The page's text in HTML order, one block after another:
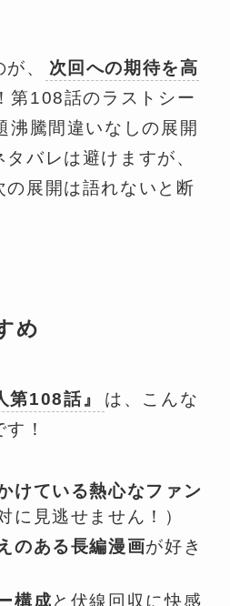
、
次回への期待を高
！第108話のラストシー
沸騰間違いなしの展開
バレは避けますが、
の展開は語れないと断
め
第108話』
は、こんな
！
けている熱心なファン
に見逃せません！）
のある長編漫画が好き
構成と伏線回収に快感